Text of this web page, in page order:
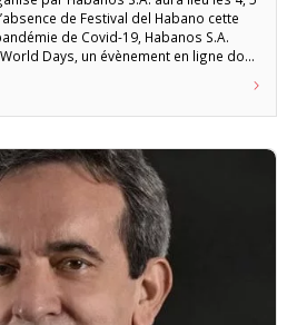
de Festival del Habano cette
de Covid-19, Habanos S.A.
Days, un évènement en ligne dont
» depuis plus de 20 ans. Les